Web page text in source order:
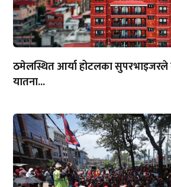
ठमेलस्थित आर्या होटलका सुपरभाइजरले
यातना...